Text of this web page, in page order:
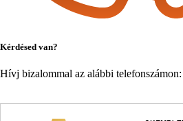
Kérdésed van?
Hívj bizalommal az alábbi